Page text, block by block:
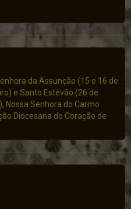
da Assunção (15 e 16 de
e Santo Estêvão (26 de
Nossa Senhora do Carmo
Diocesana do Coração de